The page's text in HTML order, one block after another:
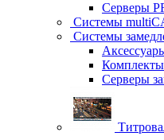
Серверы
Системы
Системы
Серверы